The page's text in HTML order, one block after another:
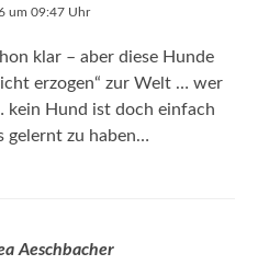
um 09:47 Uhr
klar – aber diese Hunde
erzogen“ zur Welt … wer
kein Hund ist doch einfach
gelernt zu haben…
Aeschbacher